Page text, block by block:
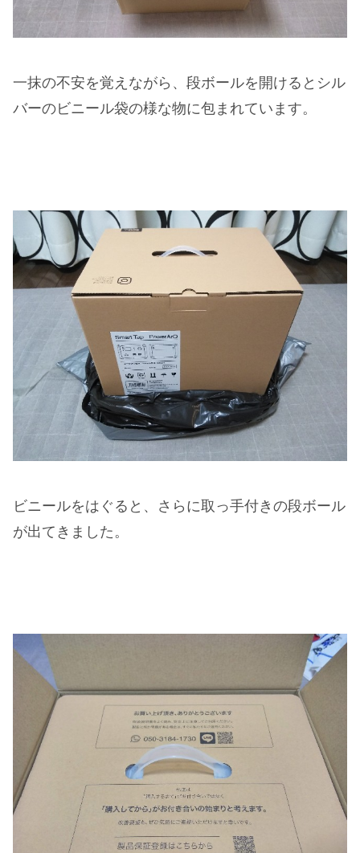
一抹の不安を覚えながら、段ボールを開けるとシル
バーのビニール袋の様な物に包まれています。
ビニールをはぐると、さらに取っ手付きの段ボール
が出てきました。